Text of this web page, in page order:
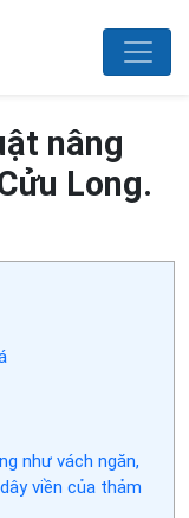
nâng
Long.
như vách ngăn,
viền của thảm